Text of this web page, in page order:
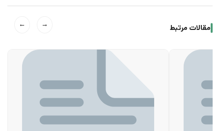
مقالات مرتبط →
←